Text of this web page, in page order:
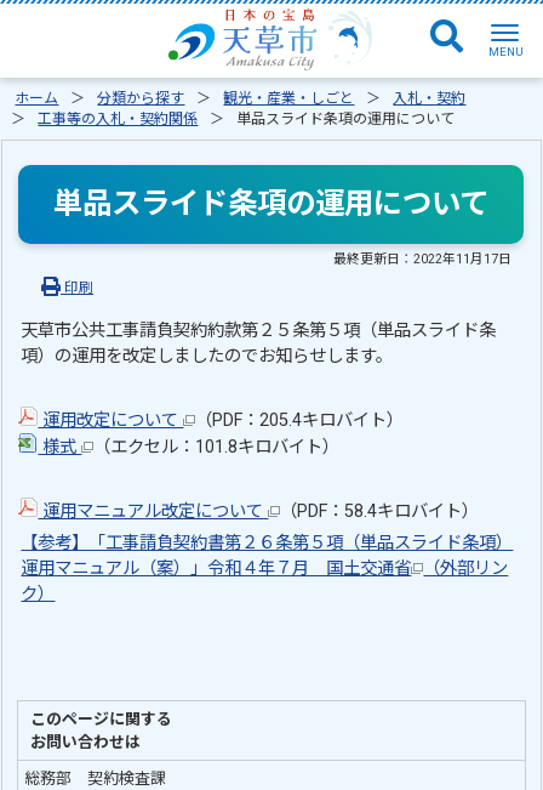
ホーム 分類から探す 観光・産業・しごと
入札・契約
工事等の入札・契約関係
単品スライド条項の運用について
単品スライド条項の運用について
最終更新日：2022年11月17日
印刷
天草市公共工事請負契約約款第２５条第５項（単品スライド条
項）の運用を改定しましたのでお知らせします。
運用改定について
（PDF：205.4キロバイト）
様式
（エクセル：101.8キロバイト）
運用マニュアル改定について
（PDF：58.4キロバイト）
【参考】「工事請負契約書第２６条第５項（単品スライド条項）
運用マニュアル（案）」令和４年７月 国土交通省
（外部リン
ク）
このページに関する
お問い合わせは
総務部 契約検査課